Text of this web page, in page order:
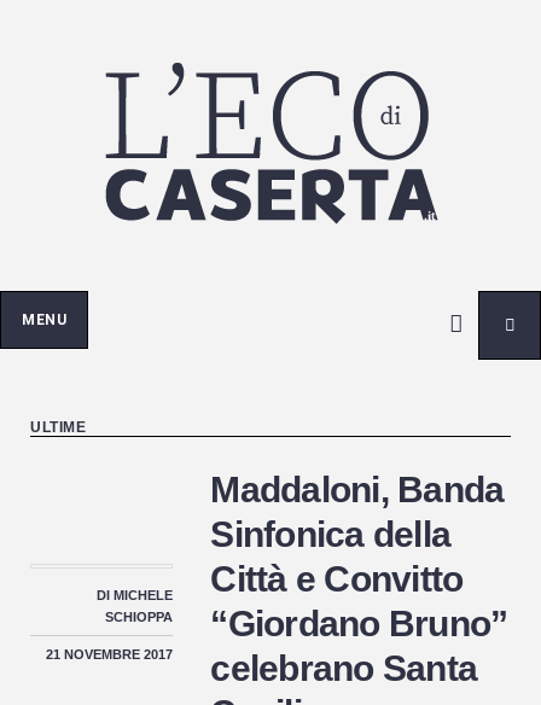
MENU
ULTIME
DIMICHELE
SCHIOPPA
21 NOVEMBRE 2017
Maddaloni, Banda
Sinfonica della
Città e Convitto
“Giordano Bruno”
celebrano Santa